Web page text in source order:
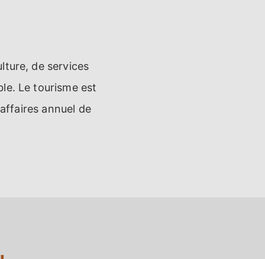
de services
Le tourisme est
annuel de